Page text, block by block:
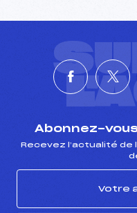
Abonnez-
Recevez l’actualité de